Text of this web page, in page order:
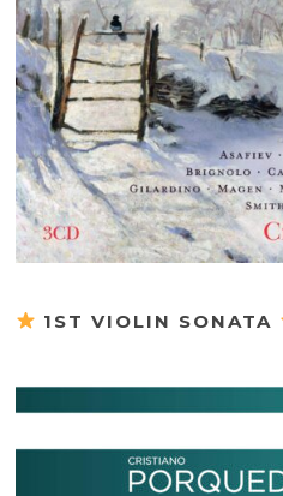
1ST VIOLIN SONATA